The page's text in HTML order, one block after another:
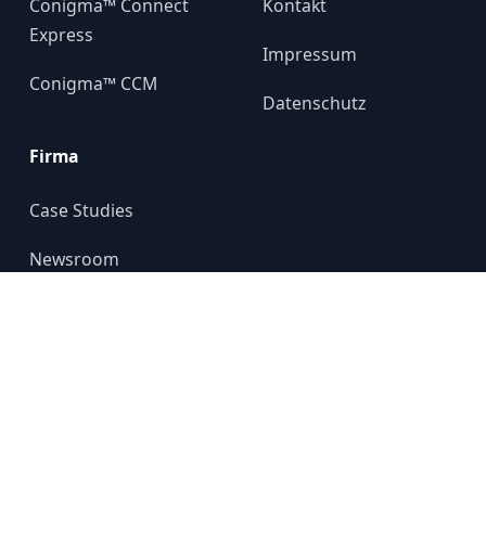
Conigma™ Connect
Express
Conigma™ CCM
Firma
Case Studies
Newsroom
Kontakt
Impressum
Datenschutz